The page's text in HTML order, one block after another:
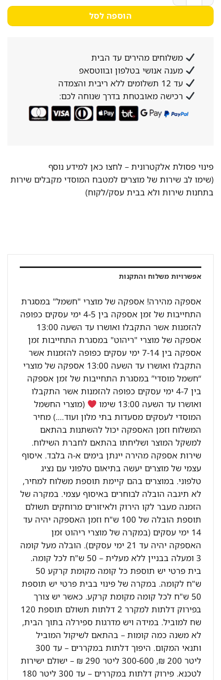
הוספה לסל
משלוחים מהירים עד הבית
מענה אנושי בטלפון ובווטסאפ
עד 12 תשלומים ללא ריבית והצמדה
רכישה מאובטחת בדרך שנוחה לכם:
פינוי פסולת אלקטרונית – לחצו כאן למידע נוסף
(שימו לב שירות של מוצרים למטבח המוסדי מקבלים שירות
בתחנות שירות ולא בבית עסק/לקוח)
אפשרויות משלוח והתקנות
אספקה מהירה! אספקה של מוצרי "חשמל" במסגרת
התחייבות של זמן אספקה בין 4-5 ימי עסקים כפופה
להזמנות אשר התקבלו ואושרו עד השעה 13:00
אספקה של מוצרי "ריהוט" במסגרת התחייבות זמן
אספקה בין 7-14 ימי עסקים כפופה להזמנות אשר
התקבלו ואושרו עד השעה 13:00 אספקה של מוצרי
“חשמל מוסדי” במסגרת התחייבות של זמן אספקה
בין 4-7 ימי עסקים כפופה להזמנות אשר התקבלו
ואושרו עד השעה 13:00 שימו
(מוצרי החשמל
המוסדי לעסקים מסעדות בתי מלון ועוד….) מחיר
המשלוח וזמן האספקה יכול להשתנות בהתאם
למשקל המוצר ושליחתו בהתאם לחברת השילוח.
שירות אספקה מהירה יינתן בימים א-ה בלבד. איסוף
עצמי של מוצרים יעשה בתיאום טלפוני עם נציג
טלפוני. במוצרים בהם קיימת תוספת משלוח למחיר,
לא תיגבה הובלה לבוחרים באיסוף עצמי. במקרה של
הזמנה מעבר לקו הירוק ולאיזורים מרוחקים תשולם
תוספת הובלה של 100 ש"ח וזמן האספקה יהיה עד
14 ימי עסקים (במקרה של מוצרי ריהוט זמן
האספקה יהיה עד 21 ימי עסקים). הובלה מעל קומה
3 ומעלה בבניין ללא מעלית – 50 ש"ח לכל קומה.
בית פרטי יש תוספת כל קומה מקומת קרקע 50
ש"ח לקומה. במקרה של פינוי בבית פרטי יש תוספת
50 ש"ח לכל קומה מקומת קרקע. כאשר יש צורך
בפירוק דלתות למקרר 2 דלתות תשולם תוספת 120
שח למוביל. במידה ויש מדרגות ספירלה בתוך הבית,
לא משנה כמה קומות – בהתאם לשיקול המוביל
ותנאי המקום. היפוך דלתות במקררים – עד 300
ליטר 200 ₪, 300-600 ליטר 290 ₪ – ישולם ישירות
לטכנא. פירוק דלתות במקררים – עד 300 ליטר 180